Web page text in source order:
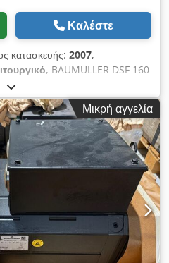
Καλέστε
κατασκευής: 2007,
, BAUMULLER DSF 160
Ej Dsf
Μικρή αγγελία